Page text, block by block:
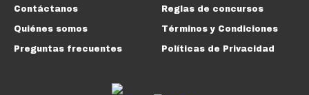
Contáctanos
Quiénes somos
Preguntas frecuentes
Reglas de concursos
Términos y Condiciones
Políticas de Privacidad